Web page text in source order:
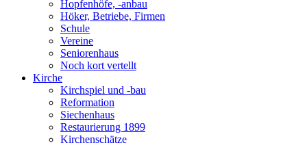
Hopfenhöfe, -anbau
Höker, Betriebe, Firmen
Schule
Vereine
Seniorenhaus
Noch kort vertellt
Kirche
Kirchspiel und -bau
Reformation
Siechenhaus
Restaurierung 1899
Kirchenschätze